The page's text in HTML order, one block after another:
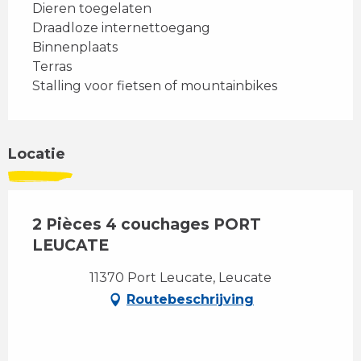
Dieren toegelaten
Draadloze internettoegang
Binnenplaats
Terras
Stalling voor fietsen of mountainbikes
Locatie
2 Pièces 4 couchages PORT
LEUCATE
11370 Port Leucate, Leucate
Routebeschrijving